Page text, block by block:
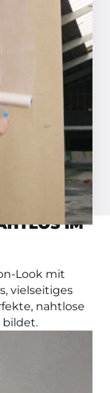
1:1 mit
IM
Look mit
vielseitiges
nahtlose
bildet.